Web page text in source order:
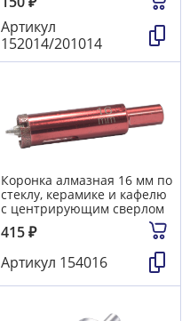
Артикул
152014/201014
Коронка алмазная 16 мм по
стеклу, керамике и кафелю
с центрирующим сверлом
415₽
Артикул 154016